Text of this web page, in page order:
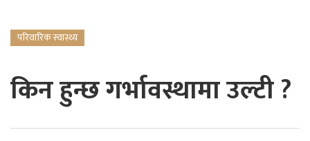
परिवारिक स्वास्थ्य
किन हुन्छ गर्भावस्थामा उल्टी ?